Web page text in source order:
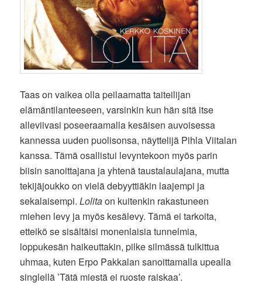
Taas on vaikea olla peilaamatta taiteilijan
elämäntilanteeseen, varsinkin kun hän sitä itse
alleviivasi poseeraamalla kesäisen auvoisessa
kannessa uuden puolisonsa, näyttelijä Pihla Viitalan
kanssa. Tämä osallistui levyntekoon myös parin
biisin sanoittajana ja yhtenä taustalaulajana, mutta
tekijäjoukko on vielä debyyttiäkin laajempi ja
sekalaisempi.Lolitaon kuitenkin rakastuneen
miehen levy ja myös kesälevy. Tämä ei tarkoita,
etteikö se sisältäisi monenlaisia tunnelmia,
loppukesän haikeuttakin, pilke silmässä tulkittua
uhmaa, kuten Erpo Pakkalan sanoittamalla upealla
singlellä ’Tätä miestä ei ruoste raiskaa’.